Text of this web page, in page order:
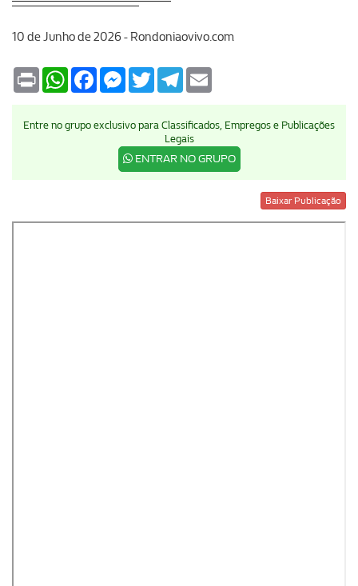
10 de Junho de 2026 - Rondoniaovivo.com
Print WhatsAppFacebookMessenger
TwitterTelegram
Entre no grupo exclusivo para Classificados, Empregos e Publicações
Legais
ENTRAR NO GRUPO
Baixar Publicação